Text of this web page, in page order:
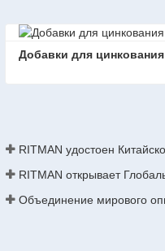
Добавки для цинкования